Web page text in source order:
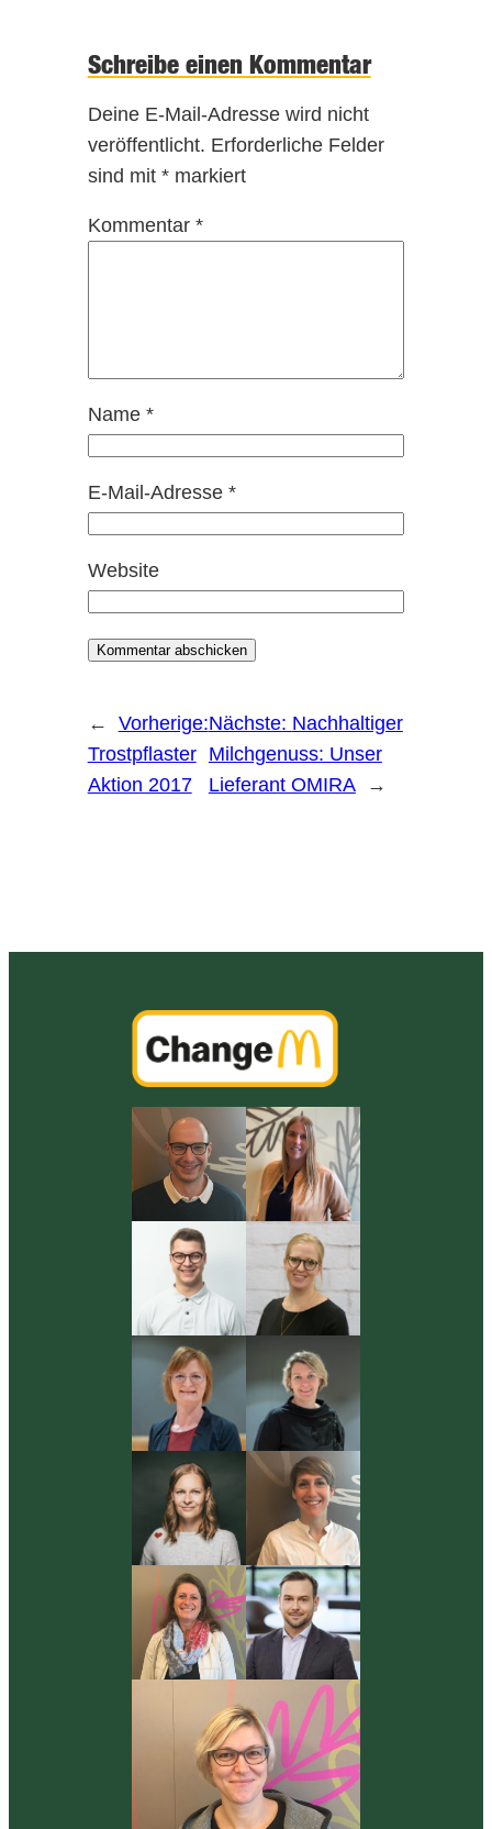
Schreibe einen Kommentar
Deine E-Mail-Adresse wird nicht
veröffentlicht. Erforderliche Felder
sind mit *markiert
Kommentar *
Name *
E-Mail-Adresse *
Website
←
Vorherige:
Trostpflaster
Aktion 2017
Nächste: Nachhaltiger
Milchgenuss: Unser
Lieferant OMIRA
→